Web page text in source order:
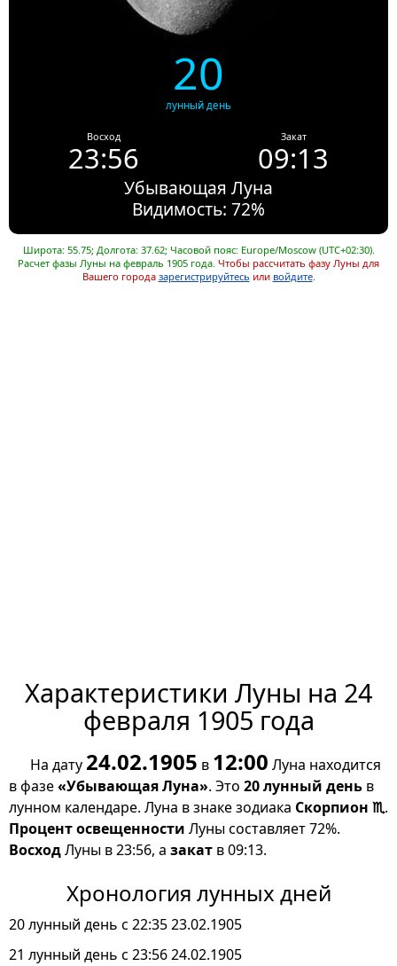
20
лунный день
Восход
23:56
Закат
09:13
Убывающая Луна
Видимость: 72%
Широта: 55.75; Долгота: 37.62; Часовой пояс: Europe/Moscow (UTC+02:30).
Расчет фазы Луны на февраль 1905 года. Чтобы рассчитать фазу Луны для
Вашего города зарегистрируйтесь или войдите.
Характеристики Луны на 24
февраля 1905 года
На дату 24.02.1905 в 12:00 Луна находится
в фазе«Убывающая Луна». Это 20 лунный день в
лунном календаре. Луна в знаке зодиака Скорпион ♏.
Процент освещенности Луны составляет 72%.
ВосходЛуны в 23:56, а закат в 09:13.
Хронология лунных дней
20 лунный день с 22:35 23.02.1905
21 лунный день с 23:56 24.02.1905